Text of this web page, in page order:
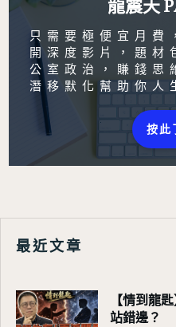
只需要極便宜月費
開深度影片，題材
公室政治，賺錢思
潛移默化幫助你人
按此
最近文章
【情到龍
站錯邊？